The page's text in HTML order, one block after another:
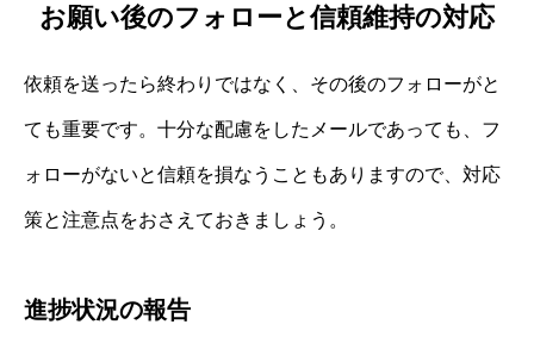
お願い後のフォローと信頼維持の対応
依頼を送ったら終わりではなく、その後のフォローがと
ても重要です。十分な配慮をしたメールであっても、フ
ォローがないと信頼を損なうこともありますので、対応
策と注意点をおさえておきましょう。
進捗状況の報告